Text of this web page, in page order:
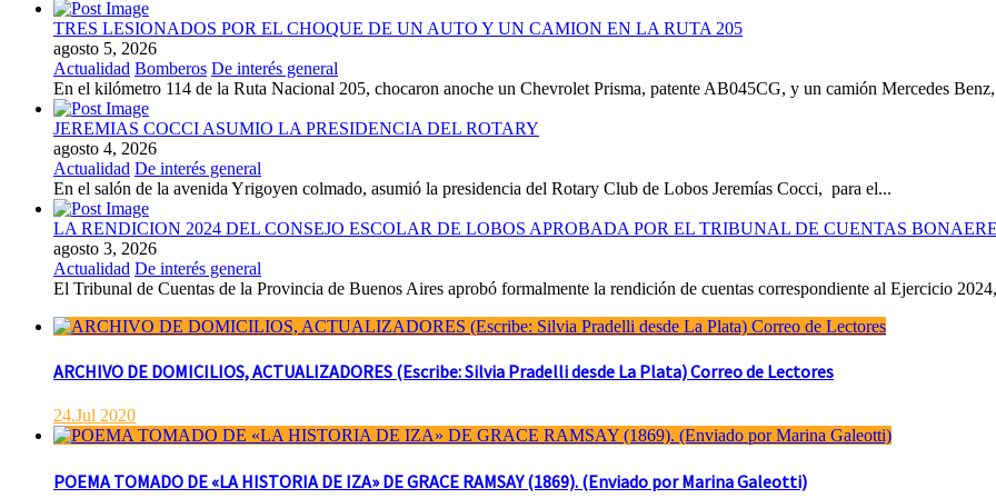
TRES LESIONADOS POR EL CHOQUE DE UN AUTO Y UN CAMION EN LA RUTA 205
agosto 5, 2026
Actualidad Bomberos De interés general
En el kilómetro 114 de la Ruta Nacional 205, chocaron anoche un Chevrolet Prisma, patente AB045CG, y un camión Mercedes
JEREMIAS COCCI ASUMIO LA PRESIDENCIA DEL ROTARY
agosto 4, 2026
Actualidad De interés general
En el salón de la avenida Yrigoyen colmado, asumió la presidencia del Rotary Club de Lobos Jeremías Cocci, para el...
LA RENDICION 2024 DEL CONSEJO ESCOLAR DE LOBOS APROBADA POR EL TRIBUNAL DE CUENTAS
agosto 3, 2026
Actualidad De interés general
El Tribunal de Cuentas de la Provincia de Buenos Aires aprobó formalmente la rendición de cuentas correspondiente al Ejercicio
ARCHIVO DE DOMICILIOS, ACTUALIZADORES (Escribe: Silvia Pradelli desde La Plata) Correo de Lectores
24.Jul 2020
POEMA TOMADO DE «LA HISTORIA DE IZA» DE GRACE RAMSAY (1869). (Enviado por Marina Galeotti)